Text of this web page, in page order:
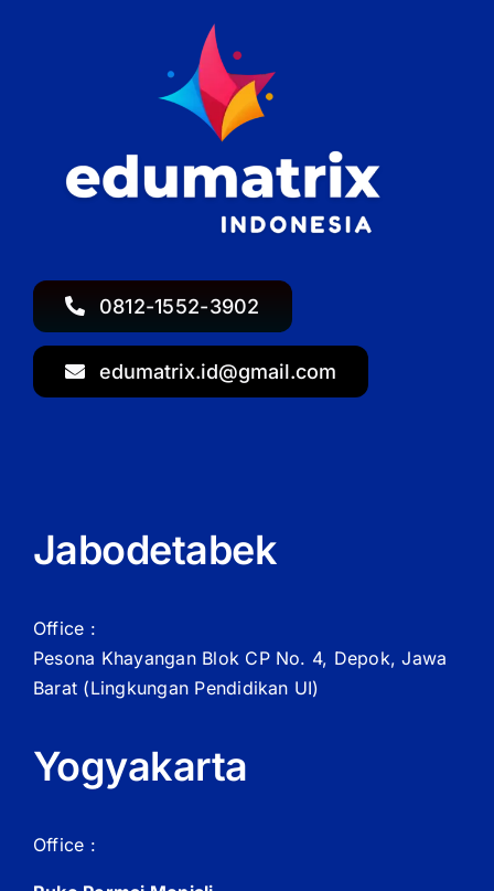
0812-1552-3902
edumatrix.id@gmail.com
Jabodetabek
Office :
Pesona Khayangan Blok CP No. 4, Depok, Jawa
Barat (Lingkungan Pendidikan UI)
Yogyakarta
Office :